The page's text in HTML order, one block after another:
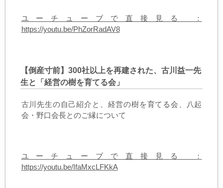
ユーチューブで直接見る ：
https://youtu.be/PhZorRadAV8
【倒産寸前】300社以上を再建された、古川益一先
生と「経営の樹を育てる会」
古川先生の自己紹介と、経営の樹を育てる会、八起
会・野口会長とのご縁について
ユーチューブで直接見る ：
https://youtu.be/IfaMxcLFKkA